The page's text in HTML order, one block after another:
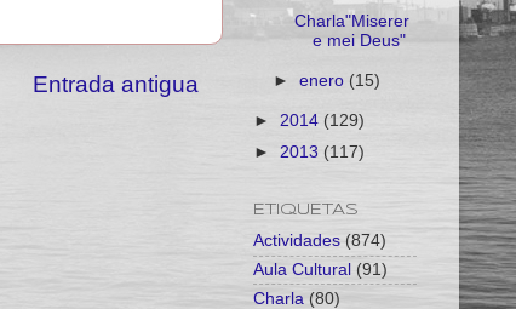
Entrada antigua
Charla"Miserer
e mei Deus"
►enero (15)
► 2014 (129)
► 2013 (117)
ETIQUETAS
Actividades (874)
Aula Cultural (91)
Charla (80)